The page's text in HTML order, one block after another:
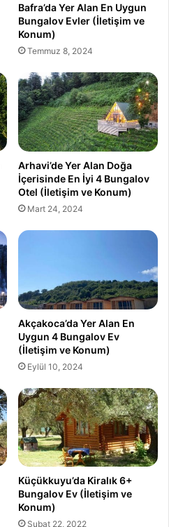
Bafra’da Yer Alan En Uygun
Bungalov Evler (İletişim ve
Konum)
Temmuz 8, 2024
Arhavi’de Yer Alan Doğa
İçerisinde En İyi 4 Bungalov
Otel (İletişim ve Konum)
Mart 24, 2024
Akçakoca’da Yer Alan En
Uygun 4 Bungalov Ev
(İletişim ve Konum)
Eylül 10, 2024
Küçükkuyu’da Kiralık 6+
Bungalov Ev (İletişim ve
Konum)
Şubat 22, 2022